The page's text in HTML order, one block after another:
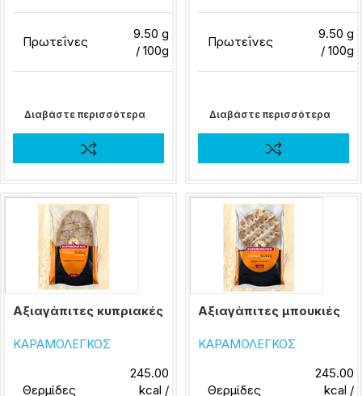
Πρωτεΐνες
9.50 g
/ 100g
Διαβάστε περισσότερα
Πρωτεΐνες
9.50 g
/ 100g
Διαβάστε περισσότερα
Αξιαγάπιτες κυπριακές
ΚΑΡΑΜΟΛΕΓΚΟΣ
Θερμίδες
245.00
kcal /
Αξιαγάπιτες μπουκιές
ΚΑΡΑΜΟΛΕΓΚΟΣ
Θερμίδες
245.00
kcal /